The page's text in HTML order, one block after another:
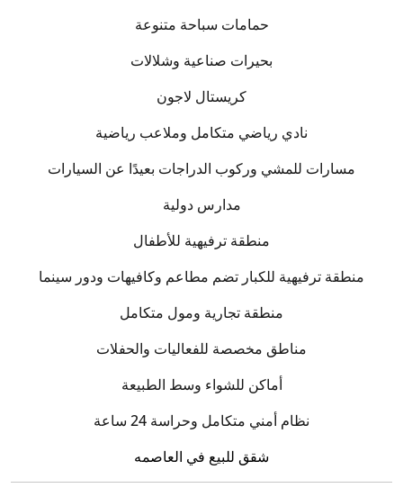
حمامات سباحة متنوعة
بحيرات صناعية وشلالات
كريستال لاجون
نادي رياضي متكامل وملاعب رياضية
مسارات للمشي وركوب الدراجات بعيدًا عن السيارات
مدارس دولية
منطقة ترفيهية للأطفال
منطقة ترفيهية للكبار تضم مطاعم وكافيهات ودور سينما
منطقة تجارية ومول متكامل
مناطق مخصصة للفعاليات والحفلات
أماكن للشواء وسط الطبيعة
نظام أمني متكامل وحراسة 24 ساعة
شقق للبيع في العاصمه